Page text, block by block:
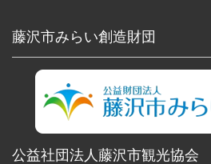
藤沢市みらい創造財団
公益社団法人藤沢市観光協会